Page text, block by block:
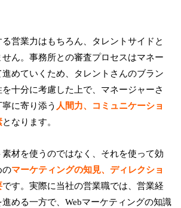
営業力はもちろん、タレントサイドと
ん。事務所との審査プロセスはマネー
めていくため、タレントさんのブラン
十分に考慮した上で、マネージャーさ
に寄り添う 人間力、コミュニケーショ
となります。
素材を使うのではなく、それを使って効
のマーケティングの知見、ディレクショ
です。実際に当社の営業職では、営業経
める一方で、Webマーケティングの知識